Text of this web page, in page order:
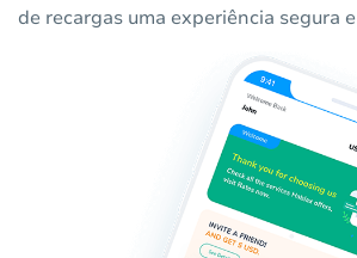
de recargas uma experiência segura